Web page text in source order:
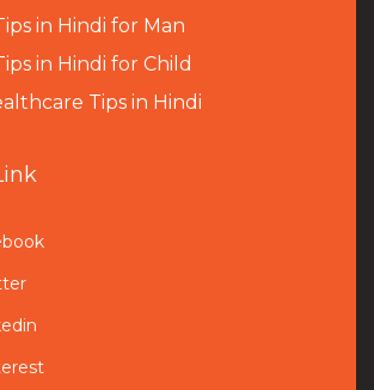
in Hindi for Man
in Hindi for Child
Tips in Hindi